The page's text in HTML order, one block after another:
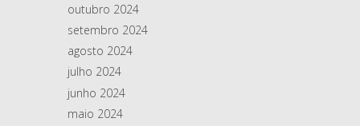
outubro 2024
setembro 2024
agosto 2024
julho 2024
junho 2024
maio 2024